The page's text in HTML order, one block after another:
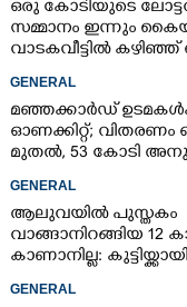
ഒരു കോടിയുടെ
സമ്മാനം ഇന്നും
വാടകവീട്ടിൽ കഴിഞ്ഞ്
73കാരൻ
GENERAL
മഞ്ഞക്കാർഡ്
ഓണക്കിറ്റ്; വിതരണം
മുതൽ, 53 കോടി
GENERAL
ആലുവയിൽ പുസ്തകം
വാങ്ങാനിറങ്ങിയ 12
കാണാനില്ല:
GENERAL